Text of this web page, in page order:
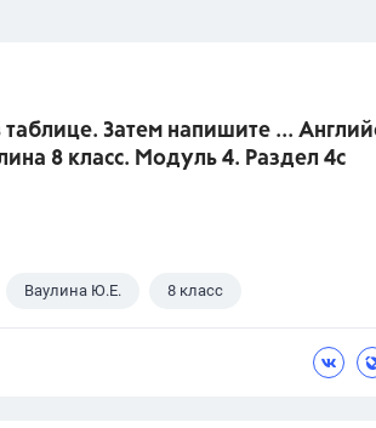
Затем напишите ...
8 класс. Модуль 4. Раздел 4с
Ваулина Ю.Е. 8 класс